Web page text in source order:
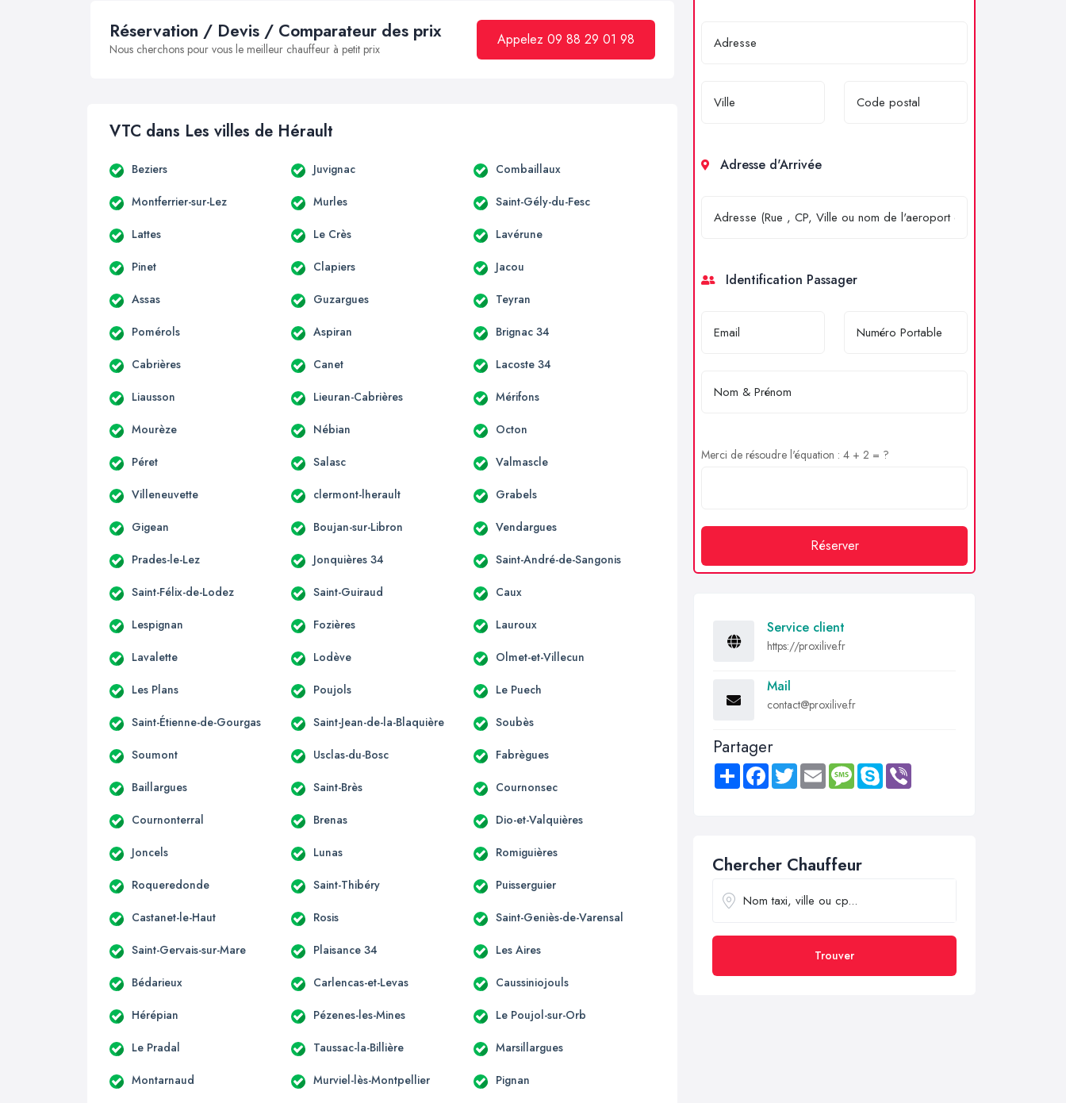
Réservation / Devis / Comparateur des prix
Nous cherchons pour vous le meilleur chauffeur à petit prix
Appelez 09 88 29 01 98
VTC dans Les villes de Hérault
Beziers Juvignac Combaillaux
Montferrier-sur-Lez Murles Saint-Gély-du-Fesc
Lattes Le Crès Lavérune
Pinet Clapiers Jacou
Assas Guzargues Teyran
Pomérols Aspiran Brignac 34
Cabrières Canet Lacoste 34
Liausson Lieuran-Cabrières Mérifons
Mourèze Nébian Octon
Péret Salasc Valmascle
Villeneuvette clermont-lherault Grabels
Gigean Boujan-sur-Libron Vendargues
Prades-le-Lez Jonquières 34 Saint-André-de-Sangonis
Saint-Félix-de-Lodez Saint-Guiraud Caux
Lespignan Fozières Lauroux
Lavalette Lodève Olmet-et-Villecun
Les Plans Poujols Le Puech
Saint-Étienne-de-Gourgas Saint-Jean-de-la-Blaquière Soubès
Soumont Usclas-du-Bosc Fabrègues
Baillargues Saint-Brès Cournonsec
Cournonterral Brenas Dio-et-Valquières
Joncels Lunas Romiguières
Roqueredonde Saint-Thibéry Puisserguier
Castanet-le-Haut Rosis Saint-Geniès-de-Varensal
Saint-Gervais-sur-Mare Plaisance 34 Les Aires
Bédarieux Carlencas-et-Levas Caussiniojouls
Hérépian Pézenes-les-Mines Le Poujol-sur-Orb
Le Pradal Taussac-la-Billière Marsillargues
Montarnaud Murviel-lès-Montpellier Pignan
Adresse d'Arrivée
Identification Passager
Merci de résoudre l'équation : 4 + 2 = ?
Réserver
Service client
https://proxilive.fr
Mail
contact@proxilive.fr
Partager
Share FacebookTwitter Email MessageSkype
Chercher Chauffeur
Trouver